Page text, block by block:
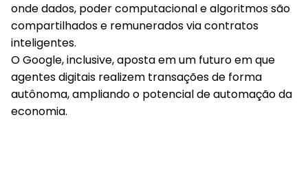
onde dados, poder computacional e algoritmos são
compartilhados e remunerados via contratos
inteligentes.
O Google, inclusive, aposta em um futuro em que
agentes digitais realizem transações de forma
autônoma, ampliando o potencial de automação da
economia.